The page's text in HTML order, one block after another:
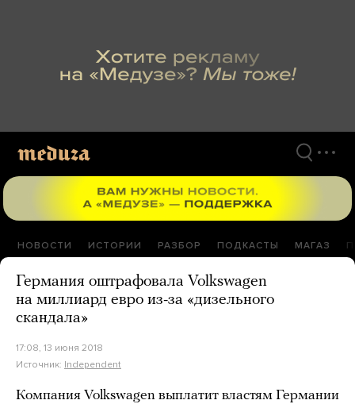
НОВОСТИ ИСТОРИИ РАЗБОР ПОДКАСТЫ МАГАЗ
Германия оштрафовала Volkswagen
на миллиард евро из-за «дизельного
скандала»
17:08, 13 июня 2018
Источник: Independent
Компания Volkswagen выплатит властям Германии